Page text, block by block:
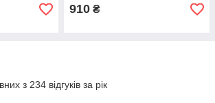
910 ₴
з 234 відгуків за рік